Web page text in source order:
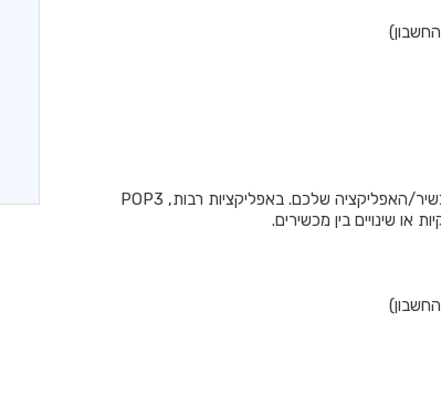
POP3 הוא חיבור חד-כיווני שמוריד דואר מהשרת אל המכשיר/האפליקציה שלכם. באפליקציות רבות, POP3
או שינויים בין מכשירים.